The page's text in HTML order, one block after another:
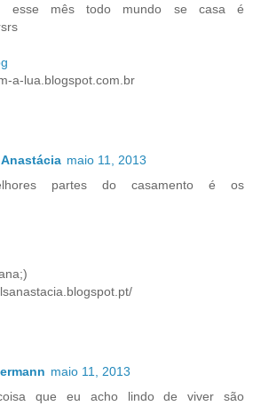
esse mês todo mundo se casa é
a-lua.blogspot.com.br
maio 11, 2013
partes do casamento é os
maio 11, 2013
que eu acho lindo de viver são